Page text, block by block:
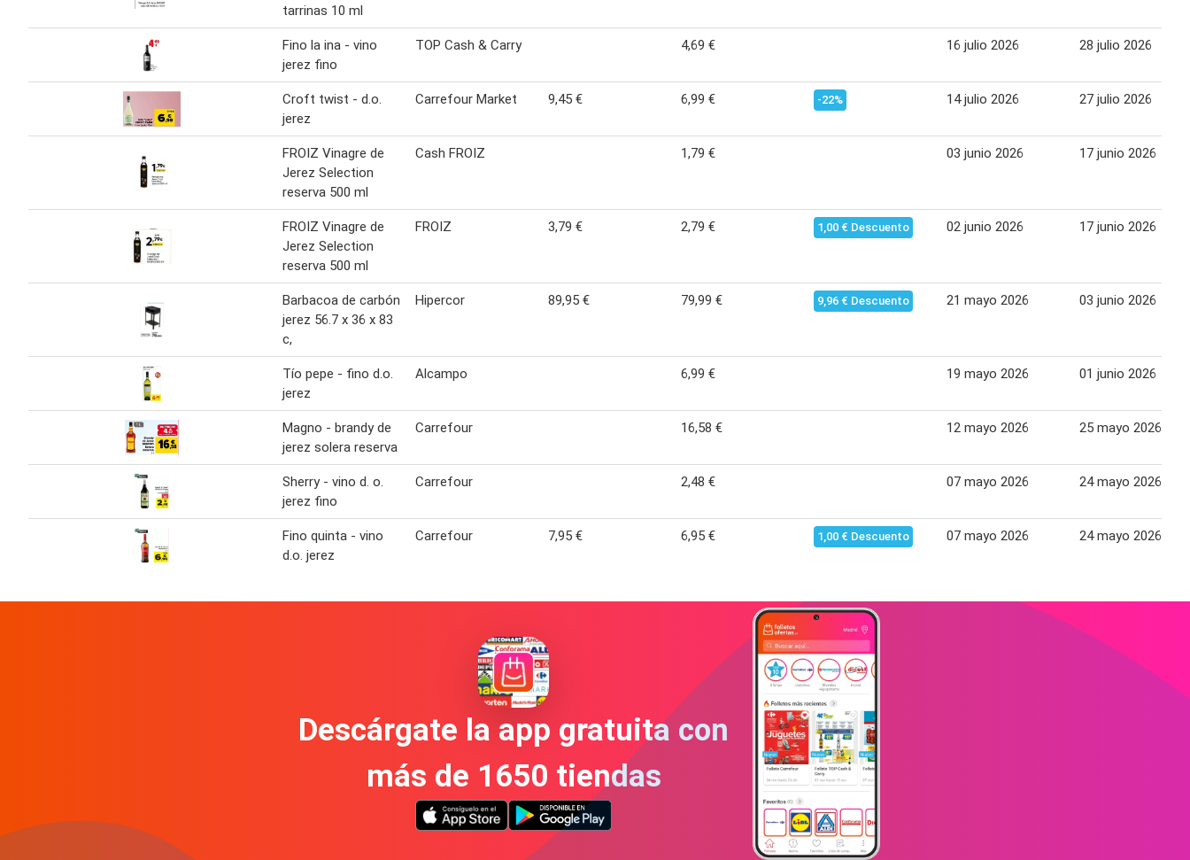
tarrinas 10 ml
Fino la ina - vino
jerez fino
TOP Cash & Carry 4,69 € 16 julio 2026 28 julio 2026
Croft twist - d.o.
jerez
Carrefour Market 9,45 € 6,99 € -22% 14 julio 2026 27 julio 2026
FROIZ Vinagre de
Jerez Selection
reserva 500 ml
Cash FROIZ 1,79 € 03 junio 2026 17 junio 2026
FROIZ Vinagre de
Jerez Selection
reserva 500 ml
FROIZ 3,79 € 2,79 € 1,00 € Descuento 02 junio 2026 17 junio 2026
Barbacoa de carbón
jerez 56.7 x 36 x 83
c,
Hipercor 89,95 € 79,99 € 9,96 € Descuento 21 mayo 2026 03 junio 2026
Tío pepe - fino d.o.
jerez
Alcampo 6,99 € 19 mayo 2026 01 junio 2026
Magno - brandy de
jerez solera reserva
Carrefour 16,58 € 12 mayo 2026 25 mayo 2026
Sherry - vino d. o.
jerez fino
Carrefour 2,48 € 07 mayo 2026 24 mayo 2026
Fino quinta - vino
d.o. jerez
Carrefour 7,95 € 6,95 € 1,00 € Descuento 07 mayo 2026 24 mayo 2026
Descárgate la app gratuita con
más de 1650 tiendas